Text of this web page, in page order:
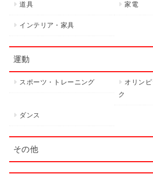
道具 家電
インテリア・家具
運動
スポーツ・トレーニング
オリン
ク
ダンス
その他